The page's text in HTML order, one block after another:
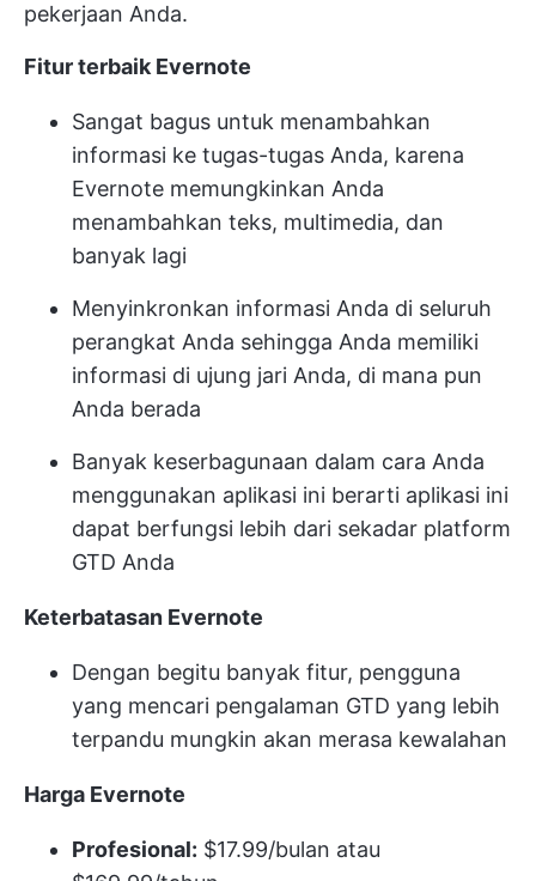
pekerjaan Anda.
Fitur terbaik Evernote
Sangat bagus untuk menambahkan
informasi ke tugas-tugas Anda, karena
Evernote memungkinkan Anda
menambahkan teks, multimedia, dan
banyak lagi
Menyinkronkan informasi Anda di seluruh
perangkat Anda sehingga Anda memiliki
informasi di ujung jari Anda, di mana pun
Anda berada
Banyak keserbagunaan dalam cara Anda
menggunakan aplikasi ini berarti aplikasi ini
dapat berfungsi lebih dari sekadar platform
GTD Anda
Keterbatasan Evernote
Dengan begitu banyak fitur, pengguna
yang mencari pengalaman GTD yang lebih
terpandu mungkin akan merasa kewalahan
Harga Evernote
Profesional: $17.99/bulan atau